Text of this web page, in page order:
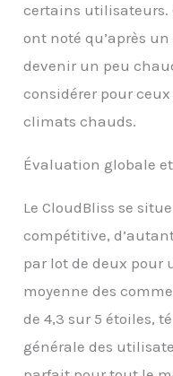
certains utilisateurs.
ont noté qu’après
devenir un peu
considérer pour
climats chauds.
Évaluation globale
Le CloudBliss se
compétitive,
par lot de deux pour
moyenne des
de 4,3 sur 5 étoiles,
générale des